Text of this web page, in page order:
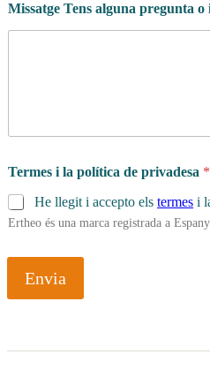
Missatge Tens alguna pregunta
Termes i la política de privadesa *
He llegit i accepto els termes i
Ertheo és una marca registrada a
Envia